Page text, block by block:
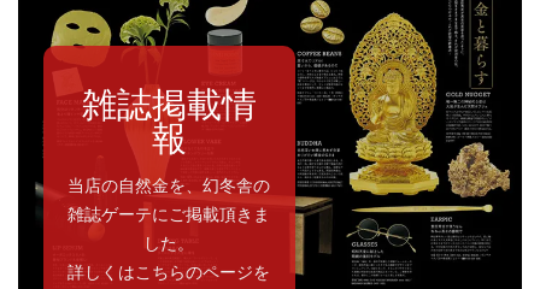
雑誌掲載情
報
当店の自然金を、幻冬舎の
雑誌ゲーテにご掲載頂きま
した。
詳しくはこちらのページを